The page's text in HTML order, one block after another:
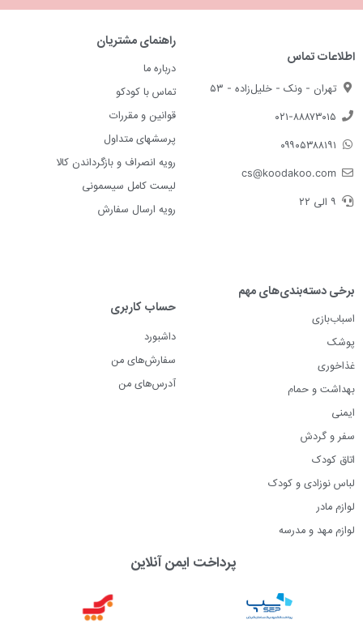
اطلاعات تماس
تهران - ونک - خلیل‌زاده - ۵۳
۰۲۱-۸۸۸۷۳۰۱۵
۰۹۹۰۵۳۸۸۱۹۱
cs@koodakoo.com
۹ الی ۲۲
راهنمای مشتریان
درباره ما
تماس با کودکو
قوانین و مقررات
پرسشهای متداول
رویه انصراف و بازگرداندن کالا
لیست کامل سیسمونی
رویه ارسال سفارش
برخی دسته‌بندی‌های مهم
اسباب‌بازی
پوشک
غذاخوری
بهداشت و حمام
ایمنی
سفر و گردش
اتاق کودک
لباس نوزادی و کودک
لوازم مادر
لوازم مهد و مدرسه
حساب کاربری
داشبورد
سفارش‌های من
آدرس‌های من
پرداخت ایمن آنلاین